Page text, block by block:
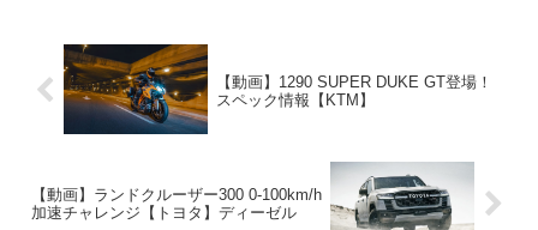
【動画】1290 SUPER DUKE GT登場！
スペック情報【KTM】
【動画】ランドクルーザー300 0-100km/h
加速チャレンジ【トヨタ】ディーゼル